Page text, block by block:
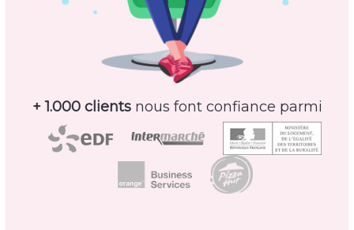
+ 1.000 clientsnous font confiance parmi